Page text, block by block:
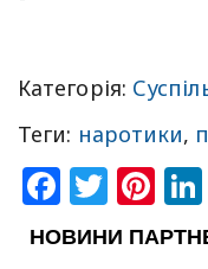
Категорія:
Теги: наротики,